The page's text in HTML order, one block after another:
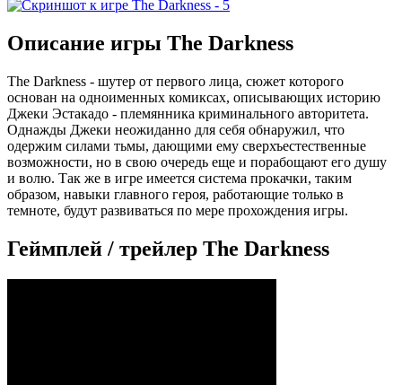
Описание игры The Darkness
The Darkness - шутер от первого лица, сюжет которого
основан на одноименных комиксах, описывающих историю
Джеки Эстакадо - племянника криминального авторитета.
Однажды Джеки неожиданно для себя обнаружил, что
одержим силами тьмы, дающими ему сверхъестественные
возможности, но в свою очередь еще и порабощают его душу
и волю. Так же в игре имеется система прокачки, таким
образом, навыки главного героя, работающие только в
темноте, будут развиваться по мере прохождения игры.
Геймплей / трейлер The Darkness